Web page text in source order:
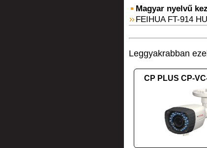
Magyar nyelvű
FEIHUA FT-914
Leggyakrabban
CP PLUS CP-